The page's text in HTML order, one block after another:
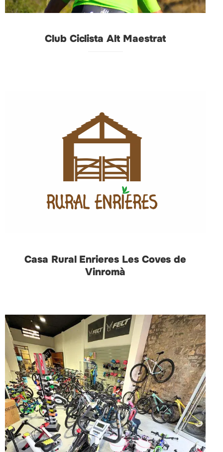
Club Ciclista Alt Maestrat
Casa Rural Enrieres Les Coves de
Vinromà